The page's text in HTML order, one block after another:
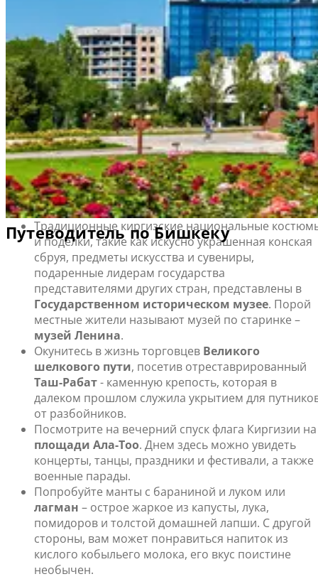
Добро пожаловать в Бишкек
Бишкек, некогда служивший местом стоянки караванов
на Великом шелковом пути, сегодня является столицей
и финансовым центром Киргизии. Город расположен в
предгорье заснеженных вершин Тянь-Шаньского
хребта.
Широкие, утопающие в зелени бульвары, и
многочисленные парки, разбитые в советское время,
делают этот город одним из самых зеленых в мире. С
его многоцветными базарами и особой культурой,
Бишкек особо интересен для туристов-исследователей.
Что посмотреть и чем заняться в Бишкеке
Традиционные киргизские национальные
и поделки, такие как искусно украшенная конская
сбруя, предметы искусства и сувениры,
подаренные лидерам государства
представителями других стран, представлены в
Государственном историческом музее. Порой
местные жители называют музей по старинке –
музей Ленина.
Окунитесь в жизнь торговцев Великого
шелкового пути, посетив отреставрированный
Таш-Рабат- каменную крепость, которая в
далеком прошлом служила укрытием для
от разбойников.
Посмотрите на вечерний спуск флага Киргизии на
площади Ала-Тоо. Днем здесь можно увидеть
концерты, танцы, праздники и фестивали, а также
военные парады.
Попробуйте манты с бараниной и луком или
лагман – острое жаркое из капусты, лука,
помидоров и толстой домашней лапши. С другой
стороны, вам может понравиться напиток из
кислого кобыльего молока, его вкус поистине
необычен.